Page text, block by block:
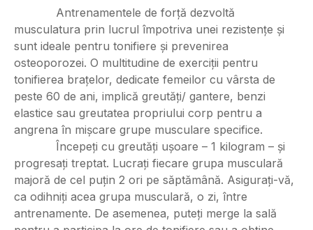
Antrenamentele de forță dezvoltă
musculatura prin lucrul împotriva unei rezistențe și
sunt ideale pentru tonifiere și prevenirea
osteoporozei. O multitudine de exerciții pentru
tonifierea brațelor, dedicate femeilor cu vârsta de
peste 60 de ani, implică greutăți/ gantere, benzi
elastice sau greutatea propriului corp pentru a
angrena în mișcare grupe musculare specifice.
Începeți cu greutăți ușoare – 1 kilogram – și
progresați treptat. Lucrați fiecare grupa musculară
majoră de cel puțin 2 ori pe săptămână. Asigurați-vă,
ca odihniți acea grupa musculară, o zi, între
antrenamente. De asemenea, puteți merge la sală